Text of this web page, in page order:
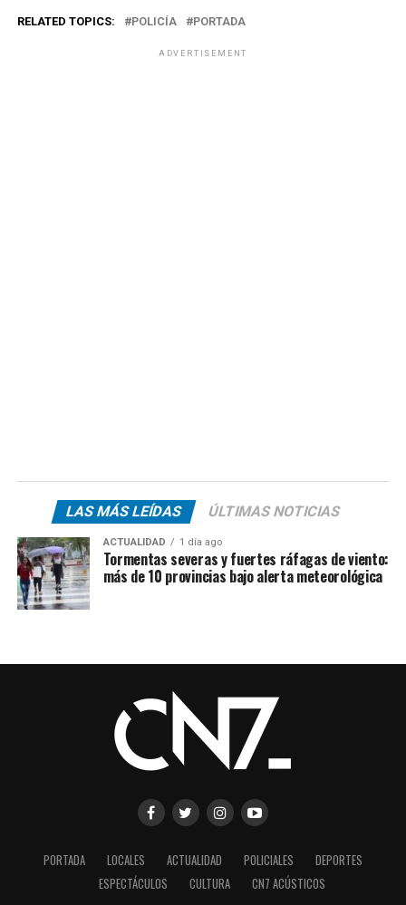
RELATED TOPICS: POLICÍA PORTADA
ADVERTISEMENT
LAS MÁS LEÍDAS ÚLTIMAS NOTICIAS
ACTUALIDAD 1 día ago
Tormentas severas y fuertes ráfagas de viento:
más de 10 provincias bajo alerta meteorológica
PORTADA LOCALES ACTUALIDAD POLICIALES
DEPORTES
ESPECTÁCULOS
CULTURA CN7 ACÚSTICOS